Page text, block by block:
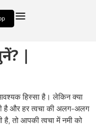
|
हिस्सा है। लेकिन क्या
है और हर त्वचा की अलग-अलग
तो आपकी त्वचा में नमी को